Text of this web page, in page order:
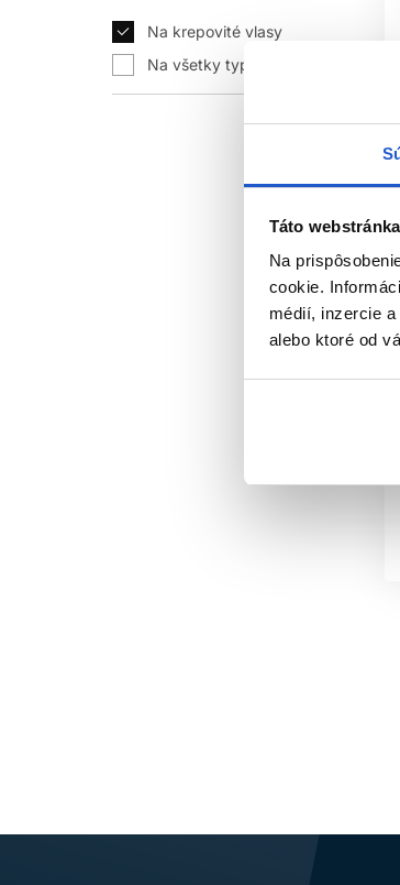
Táto
Na
cookie.
médií, inzercie
alebo ktoré od
Na krepovité vlasy
Na všetky typy vlasov